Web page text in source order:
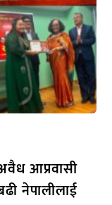
आप्रवासी
नेपालीलाई